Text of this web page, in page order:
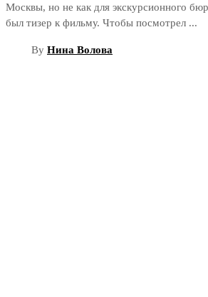
Москвы, но не как для экскурсионного
был тизер к фильму. Чтобы посмотрел ...
By Нина Волова